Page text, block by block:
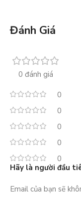
Đánh Giá
0 đánh giá
0
0
0
0
0
Hãy là người đầu
Email của bạn sẽ